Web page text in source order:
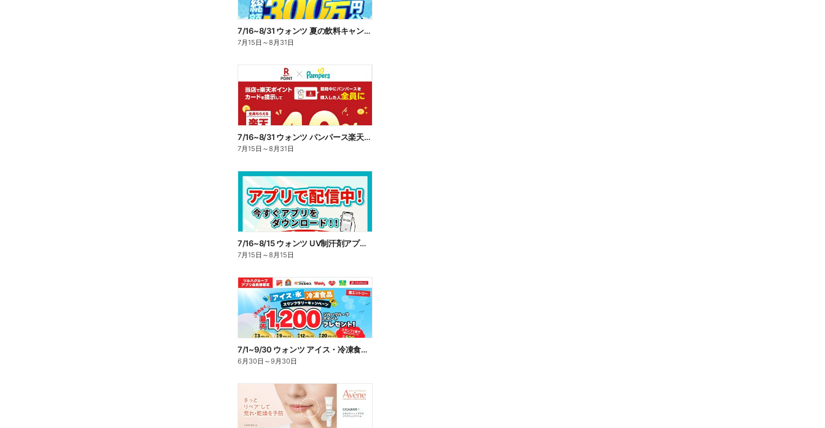
7/16~8/31 ウォンツ 夏の飲料キャンペーン
7月15日 ～8月31日
7/16~8/31 ウォンツ パンパース楽天ポイント還元企画
7月15日 ～8月31日
7/16~8/15 ウォンツ UV制汗剤アプリ企画
7月15日 ～8月15日
7/1~9/30 ウォンツ アイス・冷凍食品スタンプラリーキャンペーン企
6月30日 ～9月30日